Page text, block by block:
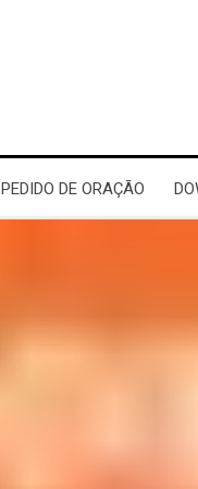
PEDIDO DE ORAÇÃO